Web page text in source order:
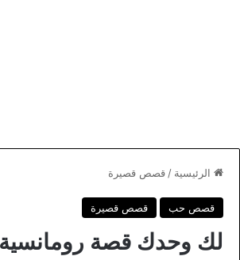
الرئيسية / قصص قصيرة
قصص حب قصص قصيرة
لك وحدك قصة